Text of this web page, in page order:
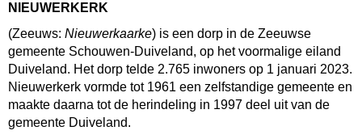
NIEUWERKERK
(Zeeuws: Nieuwerkaarke) is een dorp in de Zeeuwse
gemeente Schouwen-Duiveland, op het voormalige eiland
Duiveland. Het dorp telde 2.765 inwoners op 1 januari 2023.
Nieuwerkerk vormde tot 1961 een zelfstandige gemeente en
maakte daarna tot de herindeling in 1997 deel uit van de
gemeente Duiveland.